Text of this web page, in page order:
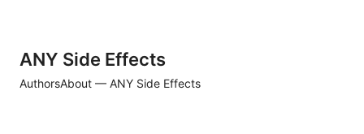
ANY Side Effects
AuthorsAbout — ANY Side Effects